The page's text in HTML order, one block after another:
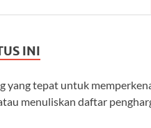
INI
yang tepat untuk
menuliskan daftar